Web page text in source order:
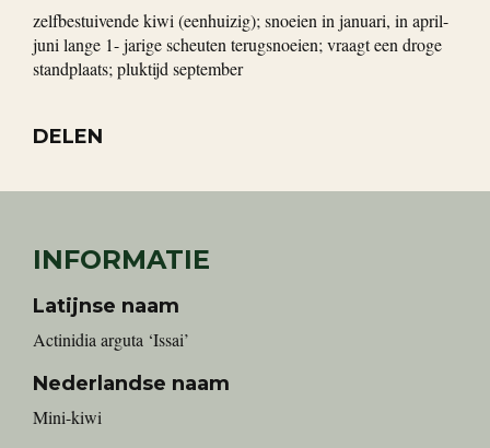
zelfbestuivende kiwi (eenhuizig); snoeien in januari, in april-
juni lange 1- jarige scheuten terugsnoeien; vraagt een droge
standplaats; pluktijd september
DELEN
INFORMATIE
Latijnse naam
Actinidia arguta ‘Issai’
Nederlandse naam
mini-kiwi